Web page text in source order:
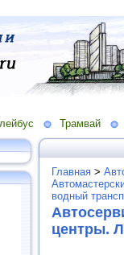
Трамвай
Главная >
водный
центры.